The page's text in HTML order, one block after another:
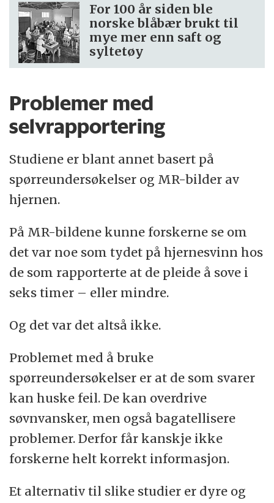
For 100 år siden ble
norske blåbær brukt til
mye mer enn saft og
syltetøy
Problemer med
selvrapportering
Studiene er blant annet basert på
spørreundersøkelser og MR-bilder av
hjernen.
På MR-bildene kunne forskerne se om
det var noe som tydet på hjernesvinn hos
de som rapporterte at de pleide å sove i
seks timer – eller mindre.
Og det var det altså ikke.
Problemet med å bruke
spørreundersøkelser er at de som svarer
kan huske feil. De kan overdrive
søvnvansker, men også bagatellisere
problemer. Derfor får kanskje ikke
forskerne helt korrekt informasjon.
Et alternativ til slike studier er dyre og